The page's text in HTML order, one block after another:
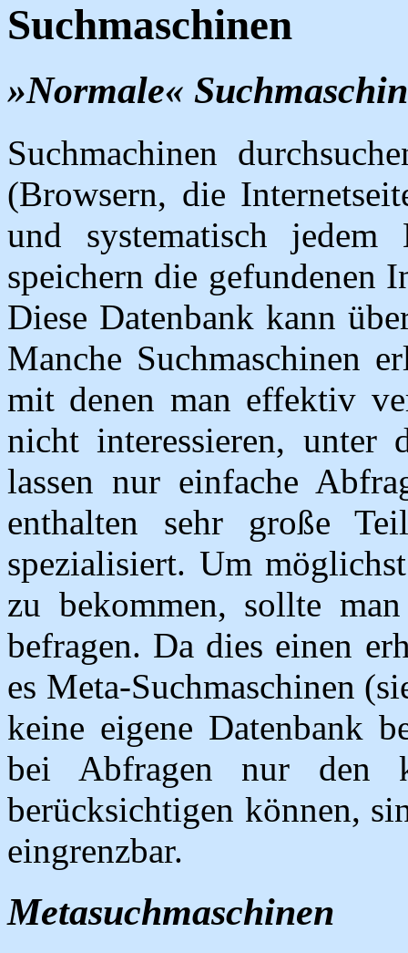
Suchmaschinen
»Normale«
Suchmachinen
(Browsern, die
und systematisch
speichern die gefundenen
Diese Datenbank kann
Manche Suchmaschinen
mit denen man effektiv
nicht interessieren, unter
lassen nur einfache
enthalten sehr große
spezialisiert. Um
zu bekommen, sollte
befragen. Da dies einen
es Meta-Suchmaschinen
keine eigene Datenbank
bei Abfragen nur den
berücksichtigen können,
eingrenzbar.
Metasuchmaschinen